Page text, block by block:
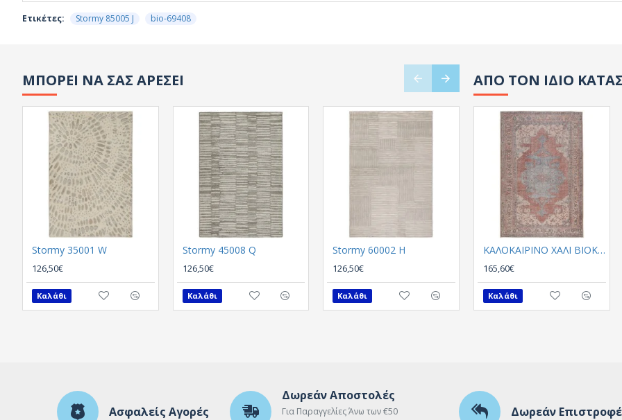
Ετικέτες: Stormy 85005 J bio-69408
ΜΠΟΡΕΙ ΝΑ ΣΑΣ ΑΡΕΣΕΙ
Stormy 35001 W
126,50€
Καλάθι
Stormy 45008 Q
126,50€
Καλάθι
Stormy 60002 H
126,50€
Καλάθι
Stormy 60002 J
56,00€
Καλάθι
ΑΠΟ ΤΟΝ ΙΔΙΟ
ΚΑΛΟΚΑΙΡΙΝΟ ΧΑΛΙ ΒΙΟΚΑΡΠΕΤ PLUMERIA 5525 01
165,60€
Καλάθι
Ασφαλείς Αγορές
Δωρεάν Αποστολές
Για Παραγγελίες Άνω των €50
Δωρεάν